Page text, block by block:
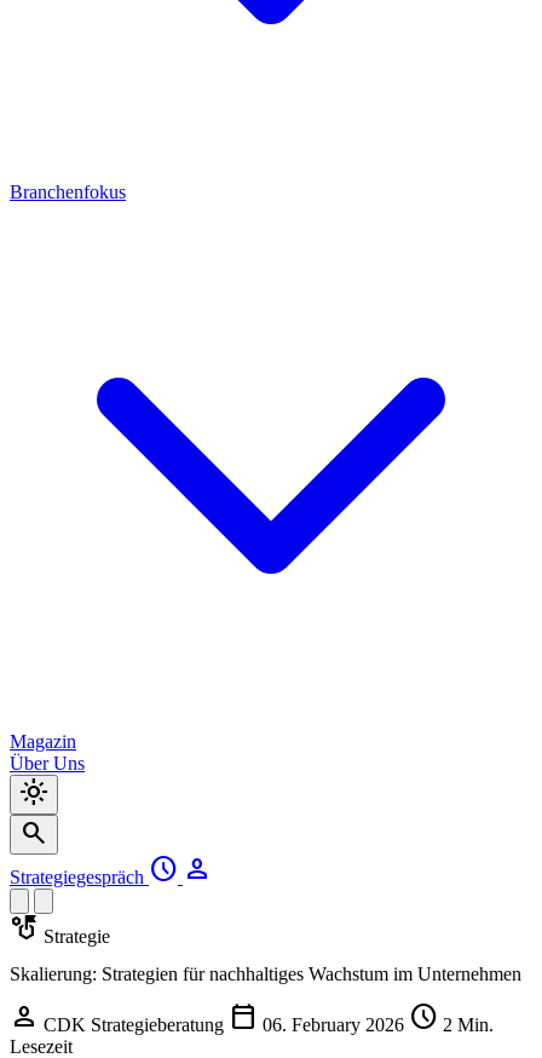
Branchenfokus
Magazin
Über Uns
light_mode
search
Strategiegespräch schedule person
strategy Strategie
Skalierung: Strategien für nachhaltiges Wachstum im Unternehmen
person CDK Strategieberatung calendar_today 06. February 2026 schedule 2 Min.
Lesezeit